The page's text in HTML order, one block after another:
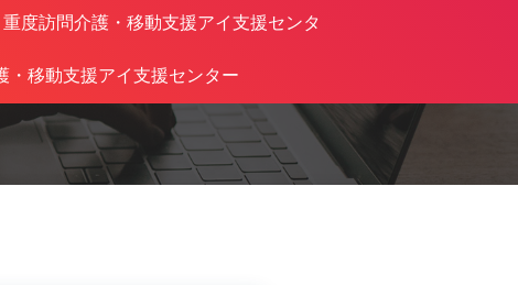
度訪問介護・移動支援アイ支援センタ
・移動支援アイ支援センター